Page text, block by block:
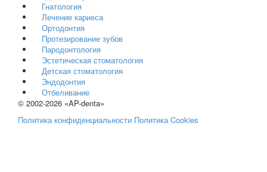
Гнатология
Лечение кариеса
Ортодонтия
Протезирование зубов
Пародонтология
Эстетическая стоматология
Детская стоматология
Эндодонтия
Отбеливание
© 2002-2026 «AP-denta»
Политика конфиденциальности Политика Cookies